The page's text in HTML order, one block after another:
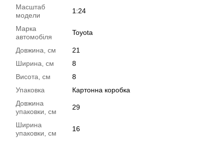
Масштаб
модели
1:24
Марка
автомобіля
Toyota
Довжина, см
21
Ширина, см
8
Висота, см
8
Упаковка
Картонна коробка
Довжина
упаковки, см
29
Ширина
упаковки, см
16